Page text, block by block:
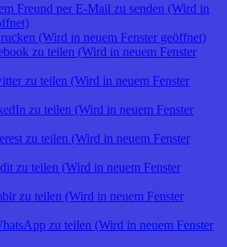
Freund per E-Mail zu senden (Wird in
(Wird in neuem Fenster geöffnet)
zu teilen (Wird in neuem Fenster
zu teilen (Wird in neuem Fenster
zu teilen (Wird in neuem Fenster
zu teilen (Wird in neuem Fenster
zu teilen (Wird in neuem Fenster
zu teilen (Wird in neuem Fenster
zu teilen (Wird in neuem Fenster